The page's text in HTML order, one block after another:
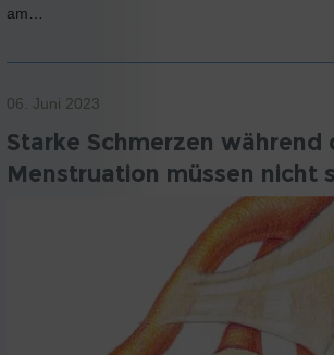
am…
06. Juni 2023
Starke Schmerzen während
Menstruation müssen nicht